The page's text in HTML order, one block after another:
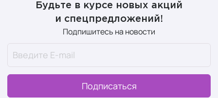
инновационные ингредиенты и технологии для
сохранения молодости и красоты.
Thermal особенной
Гипоаллергенность.Продукция безопасна для
всех типов кожи, даже самой чувствительной.
Будьте в курсе новых акций
и спецпредложений!
Подпишитесь на новости
Подписаться